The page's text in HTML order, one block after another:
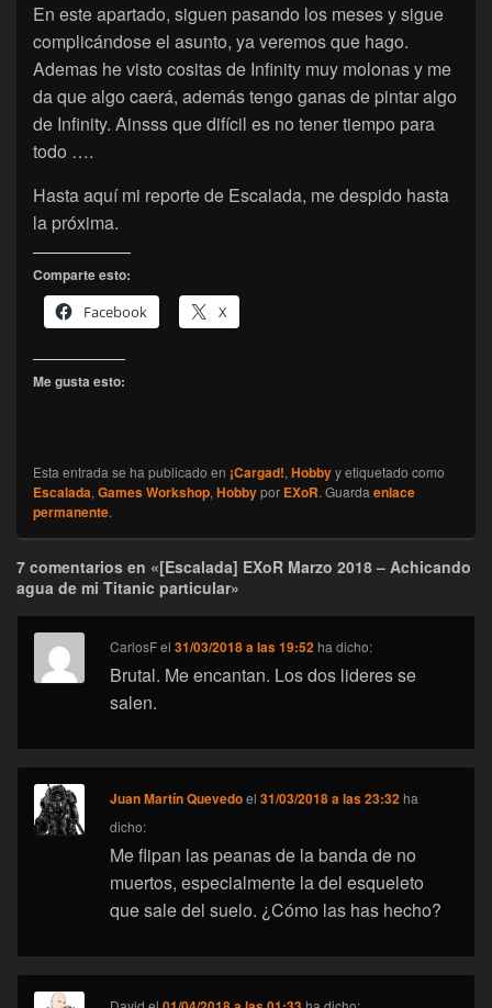
En este apartado, siguen pasando los meses y sigue
complicándose el asunto, ya veremos que hago.
Ademas he visto cositas de Infinity muy molonas y me
da que algo caerá, además tengo ganas de pintar algo
de Infinity. Ainsss que difícil es no tener tiempo para
todo ….
Hasta aquí mi reporte de Escalada, me despido hasta
la próxima.
Comparte esto:
Facebook
X
Me gusta esto:
Esta entrada se ha publicado en ¡Cargad!, Hobbyy etiquetado como
Escalada, Games Workshop, Hobbypor EXoR. Guarda enlace
permanente.
7 comentarios en «[Escalada] EXoR Marzo 2018 – Achicando
agua de mi Titanic particular»
CarlosFel31/03/2018 a las 19:52 ha dicho:
Brutal. Me encantan. Los dos lideres se
salen.
Juan Martín Quevedoel31/03/2018 a las 23:32 ha
dicho:
Me flipan las peanas de la banda de no
muertos, especialmente la del esqueleto
que sale del suelo. ¿Cómo las has hecho?